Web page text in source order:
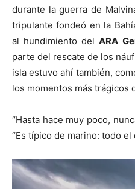
durante la guerra de
tripulante fondeó en la
al hundimiento delARA
parte del rescate de los
isla estuvo ahí también,
los momentos más trágicos
“Hasta hace muy poco,
“Es típico de marino: todo el